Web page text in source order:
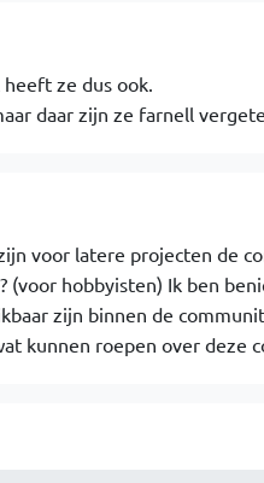
ze dus ook.
daar zijn ze farnell
voor latere projecten de
(voor hobbyisten) Ik ben
zijn binnen de
kunnen roepen over deze